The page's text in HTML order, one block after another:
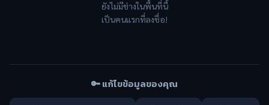
ยังไม่มีช่างในพื้นที่นี้
เป็นคนแรกที่ลงชื่อ!
🔑 แก้ไขข้อมูลของคุณ